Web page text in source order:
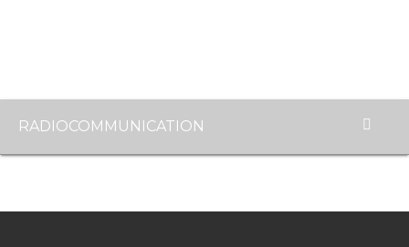
RADIOCOMMUNICATION